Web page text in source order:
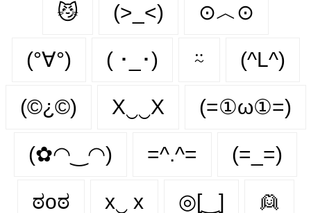
😼 (>_<) ⊙︿⊙
(°∀°) ( ･_･) ⍨ (^L^)
(©¿©) X‿‿X (=①ω①=)
(✿◠‿◠) =^.^= (=_=)
ಠoಠ x‿ х ◎[‿] 👱